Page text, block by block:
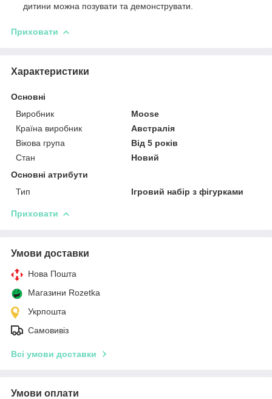
дитини можна позувати та демонструвати.
Приховати
Характеристики
Основні
Виробник
Moose
Країна виробник
Австралія
Вікова група
Від 5 років
Стан
Новий
Основні атрибути
Тип
Ігровий набір з фігурками
Приховати
Умови доставки
Нова Пошта
Магазини Rozetka
Укрпошта
Самовивіз
Всі умови доставки
Умови оплати